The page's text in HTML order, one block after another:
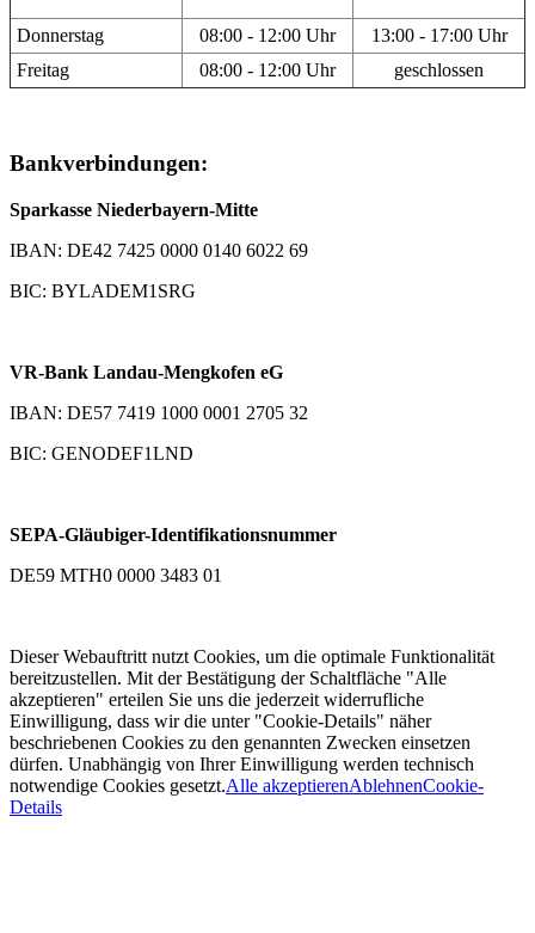
Donnerstag 08:00 - 12:00 Uhr
13:00 - 17:00 Uhr
Freitag
08:00 - 12:00 Uhr geschlossen
Bankverbindungen:
Sparkasse Niederbayern-Mitte
IBAN: DE42 7425 0000 0140 6022 69
BIC: BYLADEM1SRG
VR-Bank Landau-Mengkofen eG
IBAN: DE57 7419 1000 0001 2705 32
BIC: GENODEF1LND
SEPA-Gläubiger-Identifikationsnummer
DE59 MTH0 0000 3483 01
Dieser Webauftritt nutzt Cookies, um die optimale Funktionalität
bereitzustellen. Mit der Bestätigung der Schaltfläche "Alle
akzeptieren" erteilen Sie uns die jederzeit widerrufliche
Einwilligung, dass wir die unter "Cookie-Details" näher
beschriebenen Cookies zu den genannten Zwecken einsetzen
dürfen. Unabhängig von Ihrer Einwilligung werden technisch
notwendige Cookies gesetzt.Alle akzeptierenAblehnenCookie-
Details